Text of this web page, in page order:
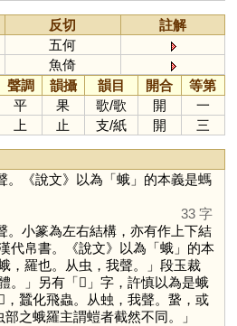
反切
註解
五何
魚倚
聲調 韻攝 韻目 開合
等第
平 果 歌/歌 開
一
上 止 支/紙 開 三
。《說文》以為「蛾」的本義是螞
33 字
。小篆為左右結構，亦有作上下結
代帛書。《說文》以為「蛾」的本
，羅也。从虫，我聲。」段玉裁
。」另有「𧒎 」字，許慎以為是蛾
，蠶化飛蟲。从䖵，我聲。䖸，或
之蛾羅主謂螘者截然不同。」